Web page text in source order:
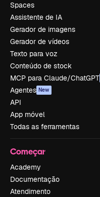
Spaces
Assistente de IA
Gerador de imagens
Gerador de vídeos
Texto para voz
Conteúdo de stock
MCP para Claude/ChatGPT
Agentes New
API
App móvel
Todas as ferramentas
Começar
Academy
Documentação
Atendimento